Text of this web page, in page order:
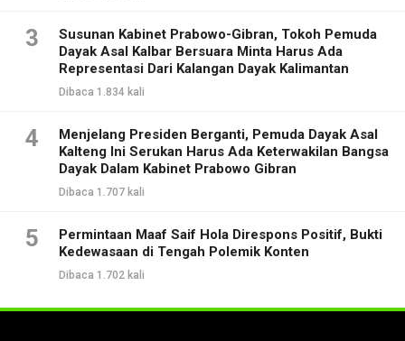
3
Susunan Kabinet Prabowo-Gibran, Tokoh Pemuda
Dayak Asal Kalbar Bersuara Minta Harus Ada
Representasi Dari Kalangan Dayak Kalimantan
Dibaca 1.834 kali
4
Menjelang Presiden Berganti, Pemuda Dayak Asal
Kalteng Ini Serukan Harus Ada Keterwakilan Bangsa
Dayak Dalam Kabinet Prabowo Gibran
Dibaca 1.707 kali
5
Permintaan Maaf Saif Hola Direspons Positif, Bukti
Kedewasaan di Tengah Polemik Konten
Dibaca 1.702 kali